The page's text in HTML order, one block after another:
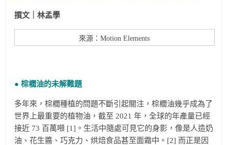
撰文｜林孟學
來源：Motion Elements
● 棕櫚油的未解難題
多年來，棕櫚種植的問題不斷引起關注，棕櫚油幾乎成為了
世界上最重要的植物油，截至 2021 年，全球的年產量已經
接近 73 百萬噸 [1]。生活中隨處可見它的身影，像是人造奶
油、花生醬、巧克力、烘焙食品甚至面霜中。[2] 而正是因